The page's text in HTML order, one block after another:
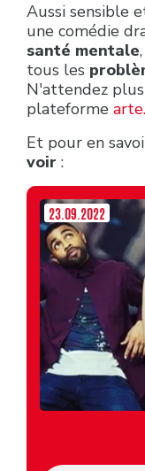
Aussi sensible
une comédie
santé mentale
tous les
N'attendez
plateforme
Et pour en
voir :
23.09.2022